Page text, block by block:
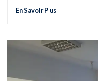
En Savoir Plus